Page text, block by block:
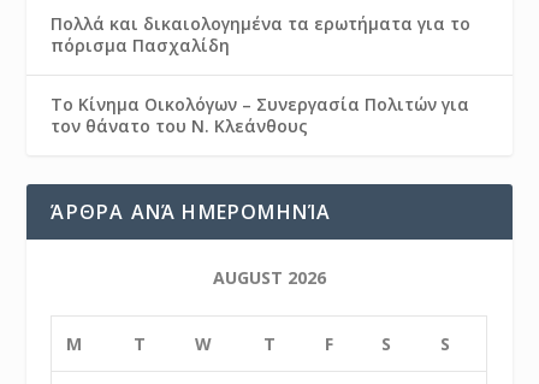
Πολλά και δικαιολογημένα τα ερωτήματα για το
πόρισμα Πασχαλίδη
Το Κίνημα Οικολόγων – Συνεργασία Πολιτών για
τον θάνατο του Ν. Κλεάνθους
ΆΡΘΡΑ ΑΝΆ ΗΜΕΡΟΜΗΝΊΑ
AUGUST 2026
M T W T F S S